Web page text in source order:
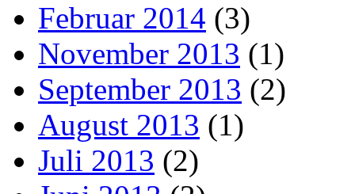
Februar 2014 (3)
November 2013 (1)
September 2013 (2)
August 2013 (1)
Juli 2013 (2)